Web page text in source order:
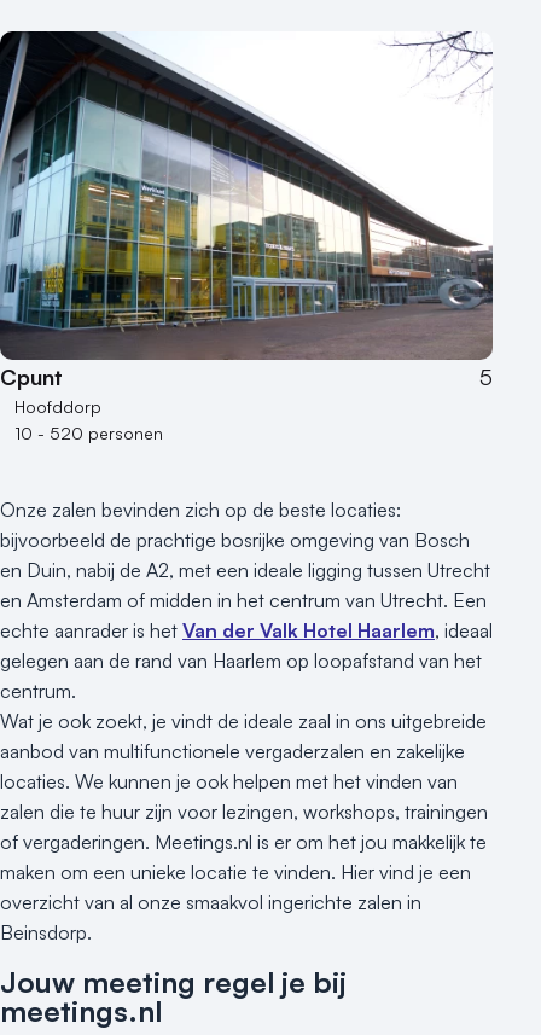
Cpunt 5
Hoofddorp
10 - 520 personen
Onze zalen bevinden zich op de beste locaties:
bijvoorbeeld de prachtige bosrijke omgeving van Bosch
en Duin, nabij de A2, met een ideale ligging tussen Utrecht
en Amsterdam of midden in het centrum van Utrecht. Een
echte aanrader is het Van der Valk Hotel Haarlem, ideaal
gelegen aan de rand van Haarlem op loopafstand van het
centrum.
Wat je ook zoekt, je vindt de ideale zaal in ons uitgebreide
aanbod van multifunctionele vergaderzalen en zakelijke
locaties. We kunnen je ook helpen met het vinden van
zalen die te huur zijn voor lezingen, workshops, trainingen
of vergaderingen. Meetings.nl is er om het jou makkelijk te
maken om een unieke locatie te vinden. Hier vind je een
overzicht van al onze smaakvol ingerichte zalen in
Beinsdorp.
Jouw meeting regel je bij
meetings.nl